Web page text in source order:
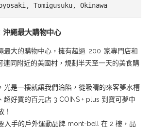
Tomigusuku, Okinawa
沖繩最大購物中心
最大的購物中心，擁有超過 200 家專門店和
同附近的美國村，規劃半天至一天的美食購
光是一樓就讓我們淪陷，從吸睛的來客夢水槽
好買的百元店 3 COINS + plus 到寶可夢中
！
入手的戶外運動品牌 mont-bell 在 2 樓，品